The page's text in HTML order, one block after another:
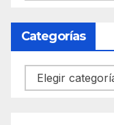
Categorías
Categorías